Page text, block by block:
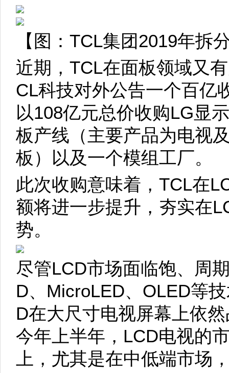
【图：TCL集团2019年拆
近期，TCL在面板领域又
CL科技对外公告一个百亿
以108亿元总价收购LG显
板产线（主要产品为电视
板）以及一个模组工厂。
此次收购意味着，TCL在
额将进一步提升，夯实在
势。
尽管LCD市场面临饱、周
D、MicroLED、OLED等
D在大尺寸电视屏幕上依
今年上半年，LCD电视的
上，尤其是在中低端市场